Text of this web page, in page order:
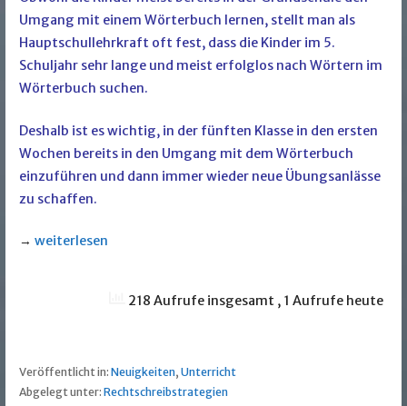
Umgang mit einem Wörterbuch lernen, stellt man als
Hauptschullehrkraft oft fest, dass die Kinder im 5.
Schuljahr sehr lange und meist erfolglos nach Wörtern im
Wörterbuch suchen.
Deshalb ist es wichtig, in der fünften Klasse in den ersten
Wochen bereits in den Umgang mit dem Wörterbuch
einzuführen und dann immer wieder neue Übungsanlässe
zu schaffen.
→ weiterlesen
218 Aufrufe insgesamt , 1 Aufrufe heute
Veröffentlicht in: Neuigkeiten, Unterricht
Abgelegt unter: Rechtschreibstrategien